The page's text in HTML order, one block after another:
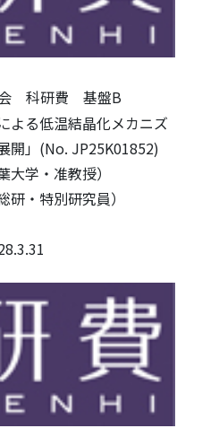
会 科研費 基盤B
よる低温結晶化メカニズ
開」(No. JP25K01852)
学・准教授）
・特別研究員）